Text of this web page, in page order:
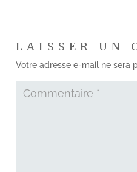
LAISSER UN
Votre adresse e-mail ne sera